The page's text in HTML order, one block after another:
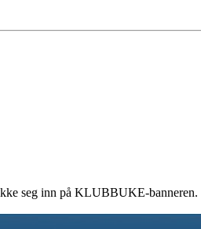
seg inn på KLUBBUKE-banneren.